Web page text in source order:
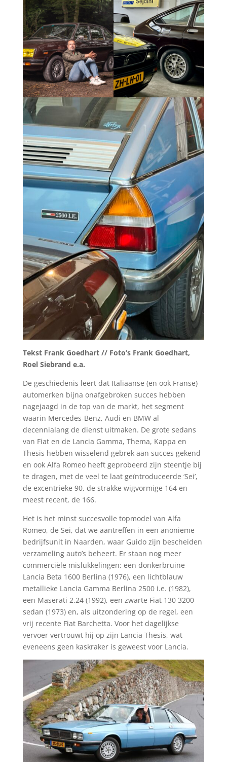
Tekst Frank Goedhart // Foto’s Frank Goedhart,
Roel Siebrand e.a.
De geschiedenis leert dat Italiaanse (en ook Franse)
automerken bijna onafgebroken succes hebben
nagejaagd in de top van de markt, het segment
waarin Mercedes-Benz, Audi en BMW al
decennialang de dienst uitmaken. De grote sedans
van Fiat en de Lancia Gamma, Thema, Kappa en
Thesis hebben wisselend gebrek aan succes gekend
en ook Alfa Romeo heeft geprobeerd zijn steentje bij
te dragen, met de veel te laat geïntroduceerde ‘Sei’,
de excentrieke 90, de strakke wigvormige 164 en
meest recent, de 166.
Het is het minst succesvolle topmodel van Alfa
Romeo, de Sei, dat we aantreffen in een anonieme
bedrijfsunit in Naarden, waar Guido zijn bescheiden
verzameling auto’s beheert. Er staan nog meer
commerciële mislukkelingen: een donkerbruine
Lancia Beta 1600 Berlina (1976), een lichtblauw
metallieke Lancia Gamma Berlina 2500 i.e. (1982),
een Maserati 2.24 (1992), een zwarte Fiat 130 3200
sedan (1973) en, als uitzondering op de regel, een
vrij recente Fiat Barchetta. Voor het dagelijkse
vervoer vertrouwt hij op zijn Lancia Thesis, wat
eveneens geen kaskraker is geweest voor Lancia.